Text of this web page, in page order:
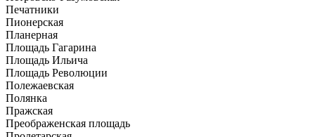
Печатники
Пионерская
Планерная
Площадь Гагарина
Площадь Ильича
Площадь Революции
Полежаевская
Полянка
Пражская
Преображенская площадь